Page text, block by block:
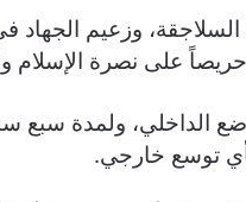
وزعيم الجهاد
على نصرة الإسلام
ولمدة سبع
توسع خارجي.